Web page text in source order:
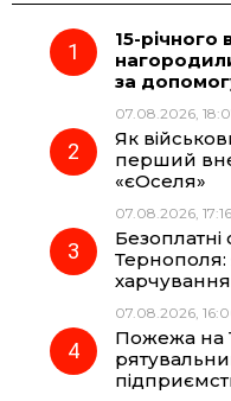
e
o
k
r
a
m
15-річного
за
07.08.2026,
Як
перший
«єОселя»
07.08.2026, 17:16
Тернополя:
харчування
07.08.2026,
Пожежа на